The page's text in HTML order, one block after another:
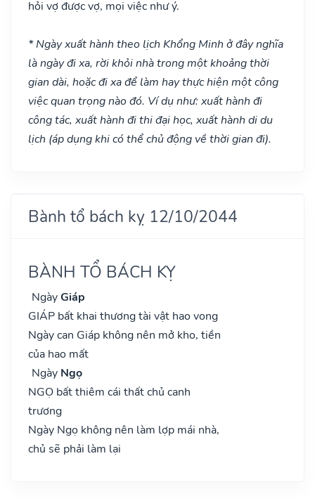
hỏi vợ được vợ, mọi việc như ý.
* Ngày xuất hành theo lịch Khổng Minh ở đây nghĩa
là ngày đi xa, rời khỏi nhà trong một khoảng thời
gian dài, hoặc đi xa để làm hay thực hiện một công
việc quan trọng nào đó. Ví dụ như: xuất hành đi
công tác, xuất hành đi thi đại học, xuất hành di du
lịch (áp dụng khi có thể chủ động về thời gian đi).
Bành tổ bách kỵ 12/10/2044
BÀNH TỔ BÁCH KỴ
NgàyGiáp
GIÁP bất khai thương tài vật hao vong
Ngày can Giáp không nên mở kho, tiền
của hao mất
Ngày Ngọ
NGỌ bất thiêm cái thất chủ canh
trương
Ngày Ngọ không nên làm lợp mái nhà,
chủ sẽ phải làm lại